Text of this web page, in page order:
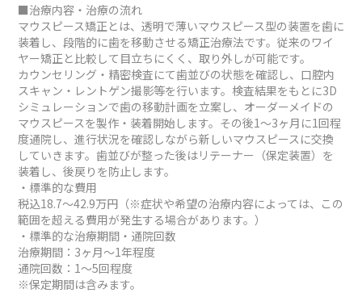
■治療内容・治療の流れ
マウスピース矯正とは、透明で薄いマウスピース型の装置を歯に
装着し、段階的に歯を移動させる矯正治療法です。従来のワイ
ヤー矯正と比較して目立ちにくく、取り外しが可能です。
カウンセリング・精密検査にて歯並びの状態を確認し、口腔内
スキャン・レントゲン撮影等を行います。検査結果をもとに3D
シミュレーションで歯の移動計画を立案し、オーダーメイドの
マウスピースを製作・装着開始します。その後1～3ヶ月に1回程
度通院し、進行状況を確認しながら新しいマウスピースに交換
していきます。歯並びが整った後はリテーナー（保定装置）を
装着し、後戻りを防止します。
・標準的な費用
税込18.7～42.9万円（※症状や希望の治療内容によっては、この
範囲を超える費用が発生する場合があります。）
・標準的な治療期間・通院回数
治療期間：3ヶ月～1年程度
通院回数：1～5回程度
※保定期間は含みます。